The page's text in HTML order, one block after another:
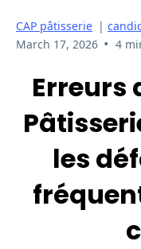
CAP pâtisserie |
March 17, 2026 • 4
Erreurs
les